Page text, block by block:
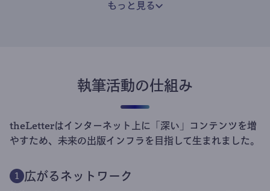
もっと見る
執筆活動の仕組み
theLetterはインターネット上に「深い」コンテンツを増
やすため、未来の出版インフラを目指して生まれました。
1 広がるネットワーク